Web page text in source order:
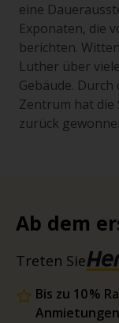
eine
Exponaten, die
berichten.
Luther über
Gebäude.
Zentrum hat die
zurück
Ab dem
Treten Sie
Bis zu 10 %